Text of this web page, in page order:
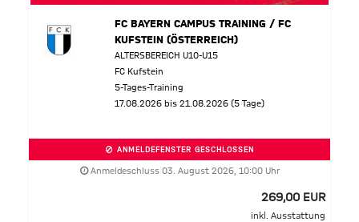
FC BAYERN CAMPUS TRAINING / FC
KUFSTEIN (ÖSTERREICH)
ALTERSBEREICH U10-U15
FC Kufstein
5-Tages-Training
17.08.2026 bis 21.08.2026 (5 Tage)
ANMELDEFENSTER GESCHLOSSEN
Anmeldeschluss 03. August 2026, 10:00 Uhr
269,00 EUR
inkl. Ausstattung